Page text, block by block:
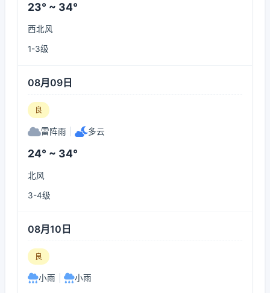
23° ~ 34°
西北风
1-3级
08月09日
良
雷阵雨 多云
24° ~ 34°
北风
3-4级
08月10日
良
小雨 小雨